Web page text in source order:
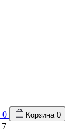
0 Корзина 0
7